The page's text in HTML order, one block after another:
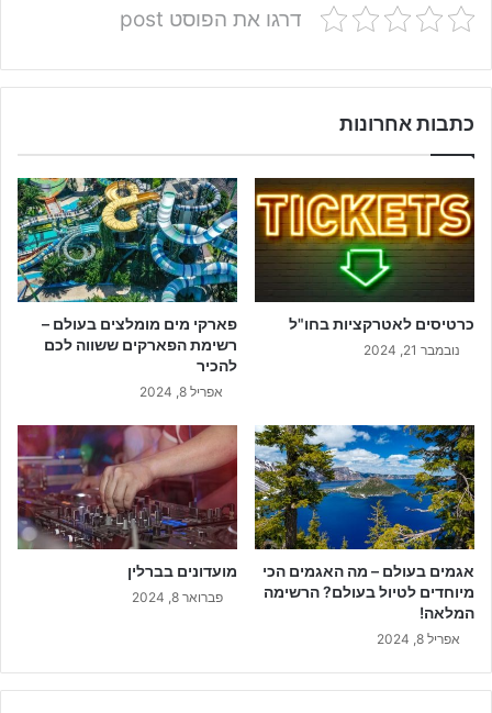
דרגו את הפוסט post
כתבות אחרונות
כרטיסים לאטרקציות בחו"ל
נובמבר 21, 2024
פארקי מים מומלצים בעולם –
רשימת הפארקים ששווה לכם
להכיר
אפריל 8, 2024
אגמים בעולם – מה האגמים הכי
מיוחדים לטיול בעולם? הרשימה
המלאה!
אפריל 8, 2024
מועדונים בברלין
פברואר 8, 2024